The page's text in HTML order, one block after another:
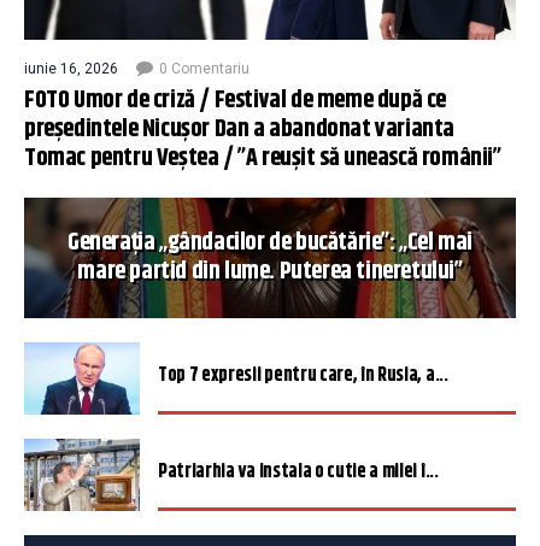
iunie 16, 2026 0 Comentariu
FOTO Umor de criză / Festival de meme după ce
președintele Nicușor Dan a abandonat varianta
Tomac pentru Veștea / ”A reușit să unească românii”
Generația „gândacilor de bucătărie”: „Cel mai
mare partid din lume. Puterea tineretului”
Top 7 expresii pentru care, în Rusia, a...
Patriarhia va instala o cutie a milei î...